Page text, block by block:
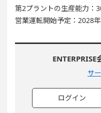
第2プラントの生産能力：
営業運転開始予定：2028
サ
ログイン